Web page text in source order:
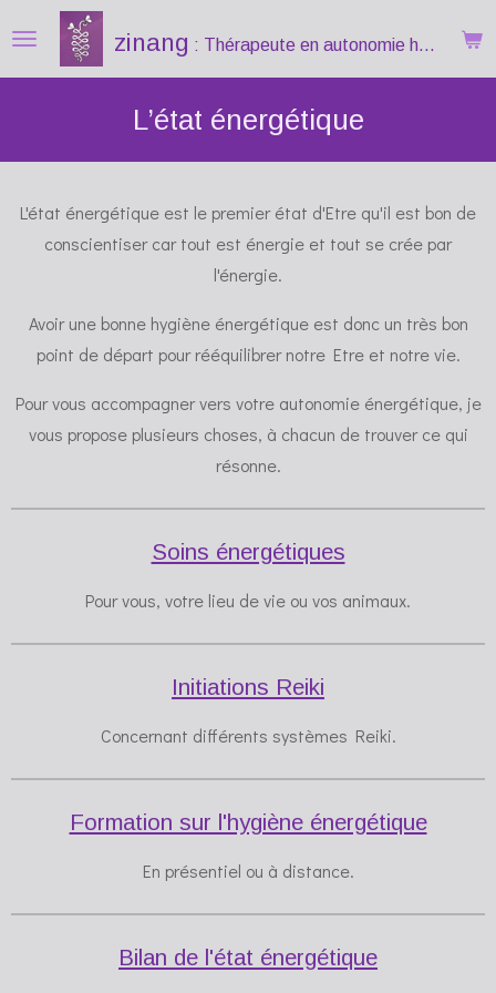
Passer
zinang : Thérapeuteen autonomie holistique
L’état énergétique
L'état énergétique est le premier état d'Etre qu'il est bon de
conscientiser car tout est énergie et tout se crée par
l'énergie.
Avoir une bonne hygiène énergétique est donc un très bon
point de départ pour rééquilibrer notre Etre et notre vie.
Pour vous accompagner vers votre autonomie énergétique, je
vous propose plusieurs choses, à chacun de trouver ce qui
résonne.
Soins énergétiques
Pour vous, votre lieu de vie ou vos animaux.
Initiations Reiki
Concernant différents systèmes Reiki.
Formation sur l'hygiène énergétique
En présentiel ou à distance.
Bilan de l'état énergétique